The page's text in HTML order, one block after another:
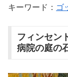
キーワード： ゴ
フィンセン
病院の庭の